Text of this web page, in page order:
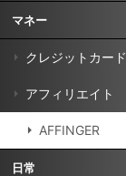
マネー
クレジットカード
アフィリエイト
AFFINGER
日常